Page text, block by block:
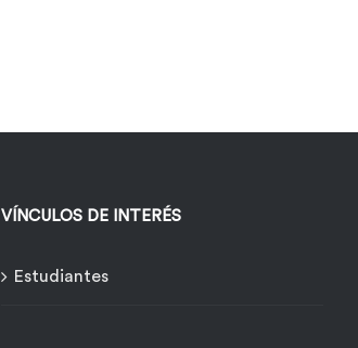
VÍNCULOS DE INTERÉS
Estudiantes